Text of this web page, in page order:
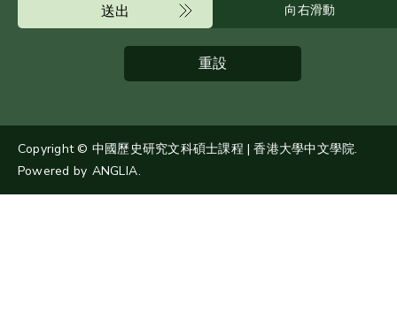
送出 向右滑動
重設
Copyright © 中國歷史研究文科碩士課程 | 香港大學中文學院.
Powered by ANGLIA.